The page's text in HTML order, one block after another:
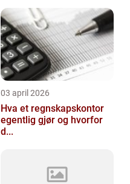
03 april 2026
Hva et regnskapskontor
egentlig gjør og hvorfor
d...